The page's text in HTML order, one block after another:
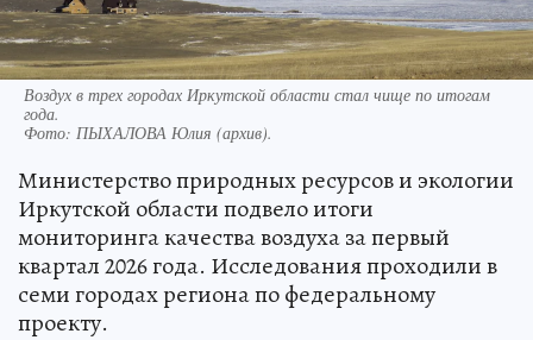
Воздух в трех городах Иркутской области стал чище по итогам
года.
Фото: ПЫХАЛОВА Юлия (архив).
Министерство природных ресурсов и экологии
Иркутской области подвело итоги
мониторинга качества воздуха за первый
квартал 2026 года. Исследования проходили в
семи городах региона по федеральному
проекту.